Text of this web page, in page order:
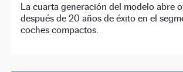
La cuarta generación del modelo abre
después de 20 años de éxito en el
coches compactos.